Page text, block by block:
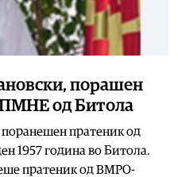
порашен
од Битола
пратеник од
1957 година во Битола.
пратеник од ВМРО-